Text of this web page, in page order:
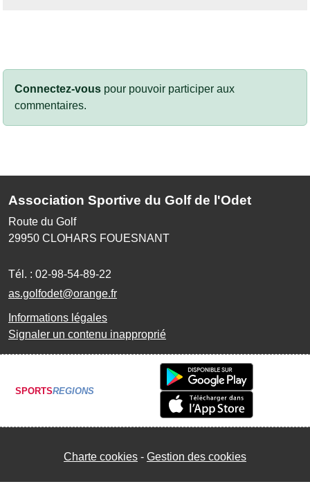
Connectez-vous pour pouvoir participer aux
commentaires.
Association Sportive du Golf de l'Odet
Route du Golf
29950 CLOHARS FOUESNANT
Tél. : 02-98-54-89-22
as.golfodet@orange.fr
Informations légales
Signaler un contenu inapproprié
SPORTSREGIONS
Charte cookies Gestion des cookies